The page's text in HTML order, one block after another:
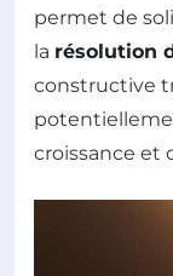
permet de
la résolution
constructive
croissance et